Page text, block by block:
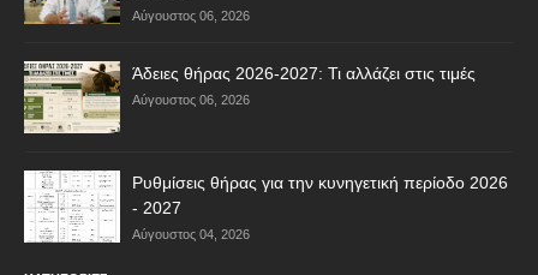
Αύγουστος 06, 2026
Άδειες θήρας 2026-2027: Τι αλλάζει στις τιμές
Αύγουστος 06, 2026
Ρυθμίσεις θήρας για την κυνηγετική περίοδο 2026
- 2027
Αύγουστος 04, 2026